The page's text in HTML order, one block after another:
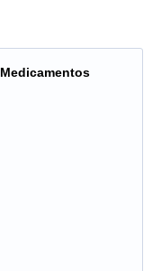
Medicamentos